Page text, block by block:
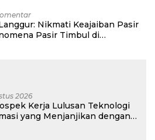
Nikmati Keajaiban Pasir
Pasir Timbul di
2026
Kerja Lulusan Teknologi
yang Menjanjikan dengan